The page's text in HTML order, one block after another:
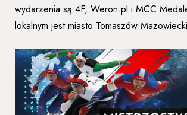
wydarzenia są 4F, Weron.pl i MCC
lokalnym jest miasto Tomaszów